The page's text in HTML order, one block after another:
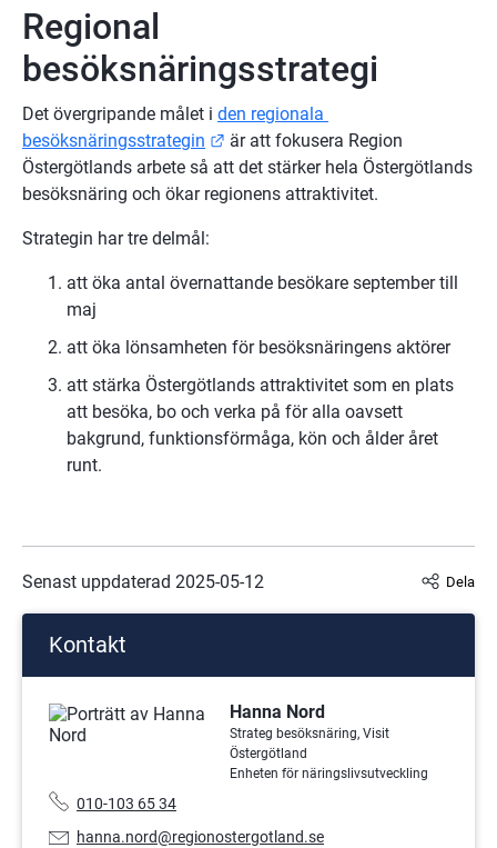
Regional
besöksnäringsstrategi
Det övergripande målet i den regionala
besöksnäringsstrategin
Länk till annan webbplats.
är att fokusera Region
Östergötlands arbete så att det stärker hela Östergötlands
besöksnäring och ökar regionens attraktivitet.
Strategin har tre delmål:
att öka antal övernattande besökare september till
maj
att öka lönsamheten för besöksnäringens aktörer
att stärka Östergötlands attraktivitet som en plats
att besöka, bo och verka på för alla oavsett
bakgrund, funktionsförmåga, kön och ålder året
runt.
Senast uppdaterad 2025-05-12 Dela
Kontakt
Hanna Nord
Strateg besöksnäring, Visit
Östergötland
Enheten för näringslivsutveckling
Telefonnummer:
010-103 65 34
E-
hanna.nord@regionostergotland.se